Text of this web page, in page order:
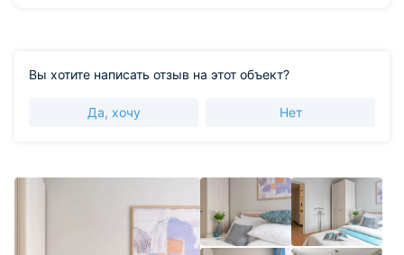
Вы хотите написать отзыв на этот объект?
Да, хочу Нет